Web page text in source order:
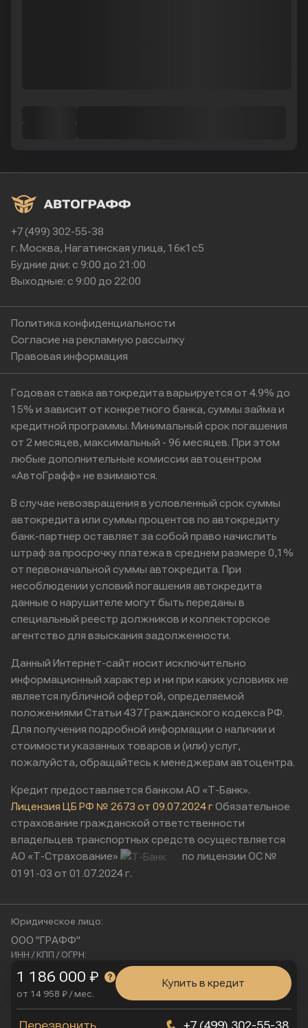
1 186 000 ₽
от 14 958 ₽ / мес.
Купить в кредит
+7 (499) 302-55-38
г. Москва, Нагатинская улица, 16к1с5
Будние дни: с 9:00 до 21:00
Выходные: с 9:00 до 22:00
Политика конфиденциальности
Согласие на рекламную рассылку
Правовая информация
Годовая ставка автокредита варьируется от 4.9% до
15% и зависит от конкретного банка, суммы займа и
кредитной программы. Минимальный срок погашения
от 2 месяцев, максимальный - 96 месяцев. При этом
любые дополнительные комиссии автоцентром
«АвтоГрафф» не взимаются.
В случае невозвращения в условленный срок суммы
автокредита или суммы процентов по автокредиту
банк-партнер оставляет за собой право начислить
штраф за просрочку платежа в среднем размере 0,1%
от первоначальной суммы автокредита. При
несоблюдении условий погашения автокредита
данные о нарушителе могут быть переданы в
специальный реестр должников и коллекторское
агентство для взыскания задолженности.
Данный Интернет-сайт носит исключительно
информационный характер и ни при каких условиях не
является публичной офертой, определяемой
положениями Статьи 437 Гражданского кодекса РФ.
Для получения подробной информации о наличии и
стоимости указанных товаров и (или) услуг,
пожалуйста, обращайтесь к менеджерам автоцентра.
Кредит предоставляется банком АО «Т-Банк».
Лицензия ЦБ РФ № 2673 от 09.07.2024 гОбязательное
страхование гражданской ответственности
владельцев транспортных средств осуществляется
АО «Т-Страхование»
по лицензии ОС №
0191-03 от 01.07.2024 г.
Юридическое лицо:
ООО "ГРАФФ"
ИНН / КПП / ОГРН:
9724221770 / 772401001 / 1257700252028
115230, Россия, г. Москва, ул. Нагатинская, д. 2, п. 16/2
Физический адрес:
Мы используем cookies